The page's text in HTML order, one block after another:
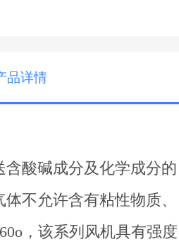
品详情
酸碱成分及化学成分的
不允许含有粘性物质、
，该系列风机具有强度